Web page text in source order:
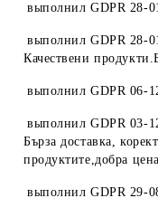
выполнилGDPR 28-
выполнилGDPR 28-
Качествени
выполнилGDPR 06-
выполнилGDPR 03-
Бърза доставка,
продуктите,добра
выполнилGDPR 29-